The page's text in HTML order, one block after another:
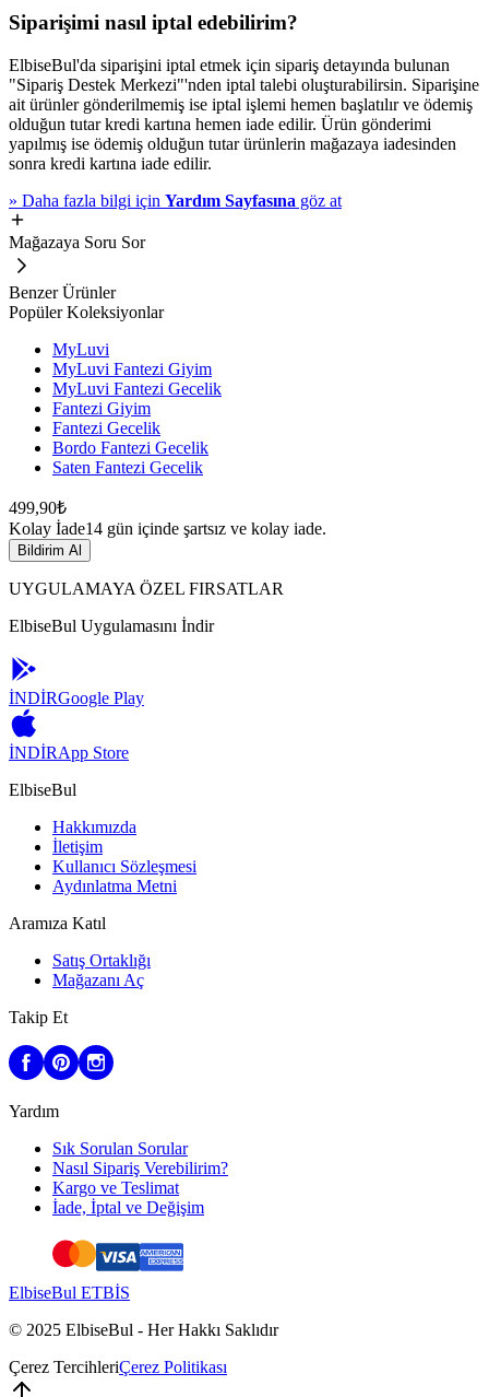
Siparişimi nasıl iptal edebilirim?
ElbiseBul'da siparişini iptal etmek için sipariş detayında bulunan
"Sipariş Destek Merkezi"'nden iptal talebi oluşturabilirsin. Siparişine
ait ürünler gönderilmemiş ise iptal işlemi hemen başlatılır ve ödemiş
olduğun tutar kredi kartına hemen iade edilir. Ürün gönderimi
yapılmış ise ödemiş olduğun tutar ürünlerin mağazaya iadesinden
sonra kredi kartına iade edilir.
» Daha fazla bilgi için Yardım Sayfasına göz at
Mağazaya Soru Sor
Benzer Ürünler
Popüler Koleksiyonlar
MyLuvi
MyLuvi Fantezi Giyim
MyLuvi Fantezi Gecelik
Fantezi Giyim
Fantezi Gecelik
Bordo Fantezi Gecelik
Saten Fantezi Gecelik
499,90₺
Kolay İade14 gün içinde şartsız ve kolay iade.
Bildirim Al
UYGULAMAYA ÖZEL FIRSATLAR
ElbiseBul Uygulamasını İndir
İNDİRGoogle Play
İNDİRApp Store
ElbiseBul
Hakkımızda
İletişim
Kullanıcı Sözleşmesi
Aydınlatma Metni
Aramıza Katıl
Satış Ortaklığı
Mağazanı Aç
Takip Et
Yardım
Sık Sorulan Sorular
Nasıl Sipariş Verebilirim?
Kargo ve Teslimat
İade, İptal ve Değişim
ElbiseBul ETBİS
© 2025 ElbiseBul - Her Hakkı Saklıdır
Çerez TercihleriÇerez Politikası